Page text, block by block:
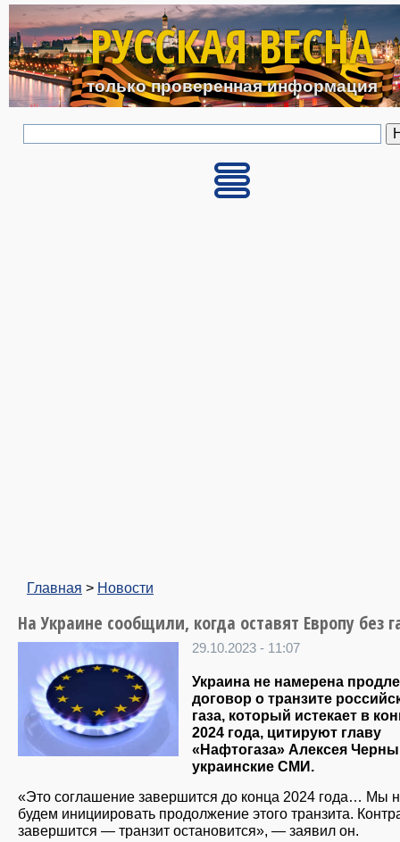
Перейти к основному
РУССКАЯ ВЕСНА
только проверенная информация
Главная > Новости
На Украине сообщили, когда оставят Европу без
29.10.2023 - 11:07
Украина не намерена
договор о транзите
газа, который истекает в
2024 года, цитируют главу
«Нафтогаза» Алексея
украинские СМИ.
«Это соглашение завершится до конца 2024 года… Мы
будем инициировать продолжение этого транзита.
завершится — транзит остановится», — заявил он.